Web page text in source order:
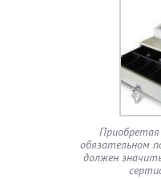
обязательном
должен